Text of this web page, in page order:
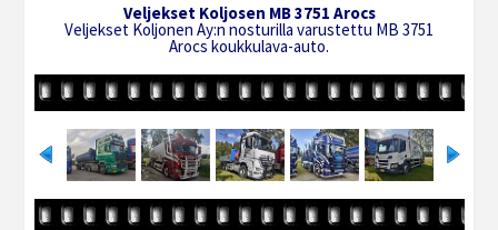
Veljekset Koljosen MB 3751 Arocs
Veljekset Koljonen Ay:n nosturilla varustettu MB 3751
Arocs koukkulava-auto.